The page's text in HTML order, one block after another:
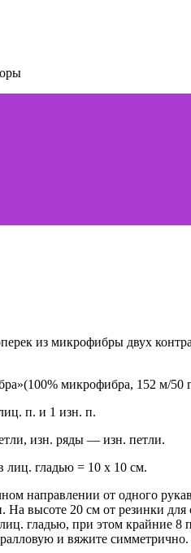
из микрофибры двух
микрофибра, 152 м/50
п. и 1 изн. п.
изн. ряды — изн. петли.
лиц. гладью = 10 х 10 см.
направлении от одного
На высоте 20 см от резинки
гладью, при этом крайние 8
и вяжите симметрично.